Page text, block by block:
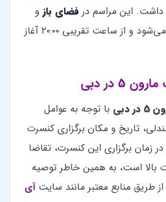
داشت. این مراسم در فضای باز و
چشم‌اندازی ویژه برگزار می‌شود و از ساعت تقریبی ۲۰:۰۰ آغاز
در دبی
5 در دبی با توجه به عوامل
تاریخ و مکان برگزاری کنسرت
زمان برگزاری این کنسرت، تقاضا
بالا است، به همین خاطر توصیه
طریق منابع معتبر مانند سایتآی